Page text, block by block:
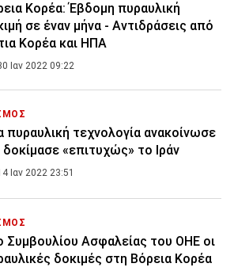
Κορέα: Έβδομη πυραυλική
σε έναν μήνα - Αντιδράσεις από
Κορέα και ΗΠΑ
Ιαν 2022 09:22
πυραυλική τεχνολογία ανακοίνωσε
δοκίμασε «επιτυχώς» το Ιράν
Ιαν 2022 23:51
Συμβουλίου Ασφαλείας του ΟΗΕ οι
δοκιμές στη Βόρεια Κορέα